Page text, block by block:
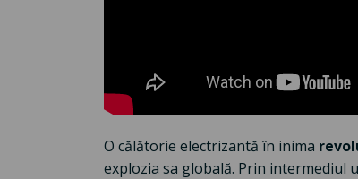
O călătorie electrizantă în inima
explozia sa globală. Prin intermediul